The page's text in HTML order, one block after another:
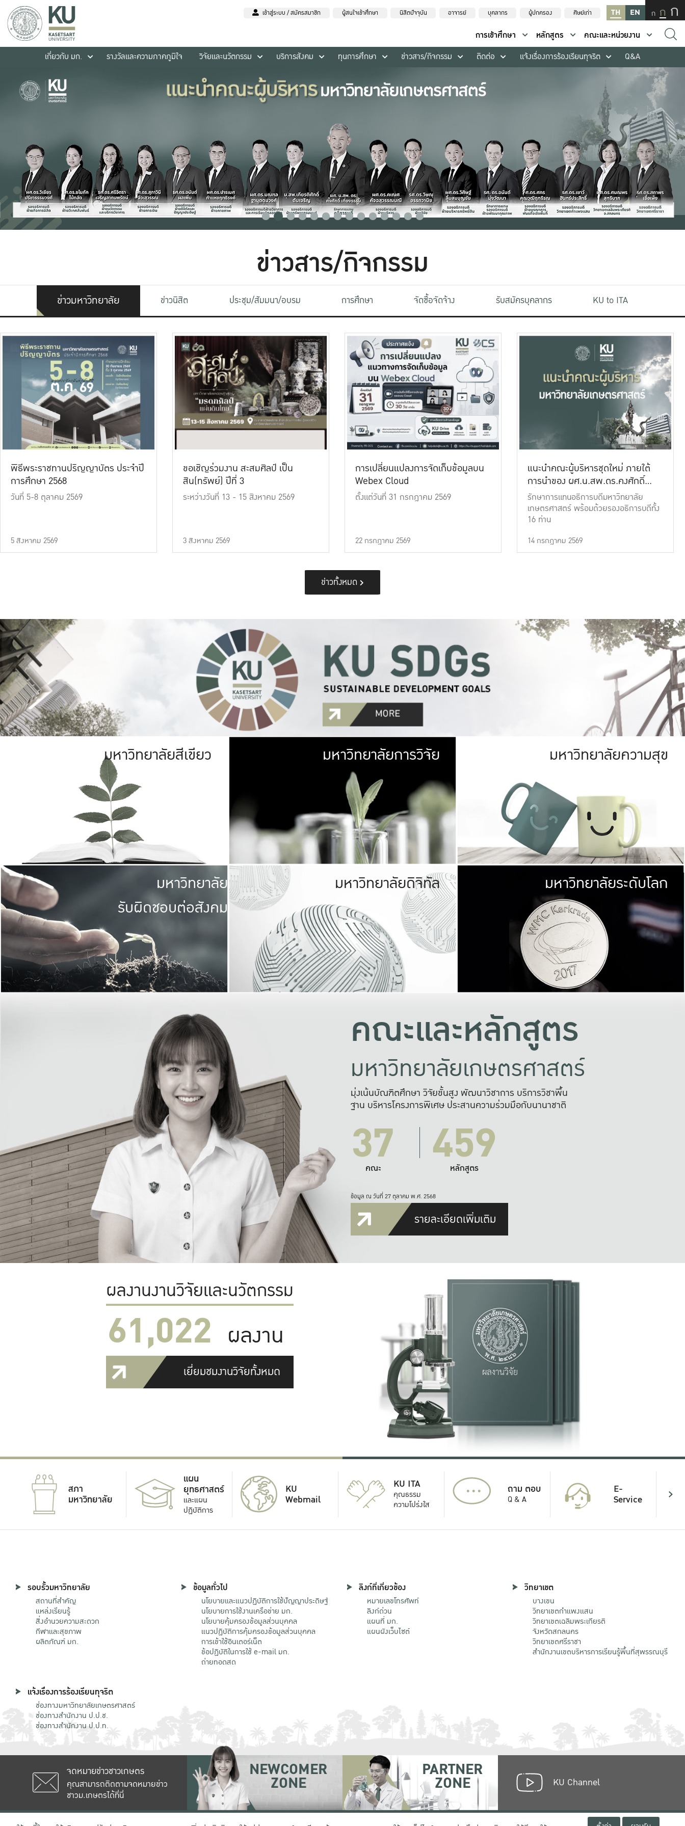
เข้าสู่ระบบ / สมัครสมาชิก ผู้สนใจเข้าศึกษา นิสิตปัจจุบัน อาจารย์ บุคลากร ผู้ปกครอง ศิษย์เก่า TH EN ก ก ก
การเข้าศึกษา หลักสูตร
คณะและหน่วยงาน
เกี่ยวกับ มก.
รางวัลและความภาคภูมิใจ วิจัยและนวัตกรรม บริการสังคม ทุนการศึกษา ข่าวสาร/กิจกรรม ติดต่อ แจ้งเรื่องการร้องเรียนทุจริต Q&A
ข่าวสาร/กิจกรรม
ข่าวมหาวิทยาลัย ข่าวนิสิต ประชุม/สัมมนา/อบรม การศึกษา จัดซื้อจัดจ้าง รับสมัครบุคลากร KU to ITA
พิธีพระราชทานปริญญาบัตร ประจำปี
การศึกษา 2568
วันที่ 5-8 ตุลาคม 2569
5 สิงหาคม 2569
ขอเชิญร่วมงาน สะสมศิลป์ เป็น
สิน(ทรัพย์) ปีที่ 3
ระหว่างวันที่ 13 - 15 สิงหาคม 2569
3 สิงหาคม 2569
การเปลี่ยนแปลงการจัดเก็บข้อมูลบน
Webex Cloud
ตั้งแต่วันที่ 31 กรกฎาคม 2569
22 กรกฎาคม 2569
แนะนำคณะผู้บริหารชุดใหม่ ภายใต้
การนำของ ผศ.น.สพ.ดร.คงศักดิ์
เที่ยงธรรม
รักษาการแทนอธิการบดีมหาวิทยาลัย
เกษตรศาสตร์ พร้อมด้วยรองอธิการบดีทั้ง
16 ท่าน
14 กรกฎาคม 2569
ข่าวทั้งหมด
มหาวิทยาลัยสีเขียว มหาวิทยาลัย
เกษตรศาสตร์ มีพื้นที่เขียวสดใส หนาแน่น
เป็นป่าในเมือง (URBAN FOREST)
เกษตรในเมือง (URBAN AGRICULTURE)
ที่นับรวมกันได้ประมาณ 1,400 ไร่
มหาวิทยาลัยการวิจัย มหาวิทยาลัย
ให้กับประชาชน
มหาวิทยาลัยความสุข
มหาวิทยาลัย
รับผิดชอบต่อสังคม
มหาวิทยาลัยรับผิดชอบต่อสังคม
ร่วมมือกับชุมชน เพื่อความกินดีอยู่ดี
และความสุขอย่างยั่งยืน
มองปัญหาในภาพกว้าง
แก้ไขจากปัญหาจุดเล็กๆ
มหาวิทยาลัยดิจิทัล มหาวิทยา
พร้อมที่จ
และผลักดันในการใช้ระบบส
เพื่อการทำงานแ
มหาวิทยาลัยระดับโลก
คณะและหลักสูตร
มหาวิทยาลัยเกษตรศาสตร์
มุ่งเน้นบัณฑิตศึกษา วิจัยขั้นสูง พัฒนาวิชาการ บริการวิชาพื้น
ฐาน บริหารโครงการพิเศษ ประสานความร่วมมือกับนานาชาติ
37
คณะ 459
หลักสูตร
ข้อมูล ณ วันที่ 27 ตุลาคม พ.ศ. 2568
รายละเอียดเพิ่มเติม
ผลงานงานวิจัยและนวัตกรรม
61,022 ผลงาน
เยี่ยมชมงานวิจัยทั้งหมด
สภา
มหาวิทยาลัย
แผน
ยุทธศาสตร์
และแผน
ปฏิบัติการ
KU
Webmail
KU ITA
คุณธรรม
ความโปร่งใส
... ถาม ตอบ
Q & A
E-
Service
รอบรั้วมหาวิทยาลัย
สถานที่สำคัญ
แหล่งเรียนรู้
สิ่งอำนวยความสะดวก
กีฬาและสุขภาพ
ผลิตภัณฑ์ มก.
ข้อมูลทั่วไป
นโยบายและแนวปฏิบัติการใช้ปัญญาประดิษฐ์
นโยบายการใช้งานเครือข่าย มก.
นโยบายคุ้มครองข้อมูลส่วนบุคคล
แนวปฏิบัติการคุ้มครองข้อมูลส่วนบุคคล
การเข้าใช้อินเตอร์เน็ต
ข้อปฏิบัติในการใช้ e-mail มก.
ถ่ายทอดสด
ลิงก์ที่เกี่ยวข้อง
หมายเลขโทรศัพท์
ลิงก์ด่วน
แผนที่ มก.
แผนผังเว็บไซต์
วิทยาเขต
บางเขน
วิทยาเขตกําแพงแสน
วิทยาเขตเฉลิมพระเกียรติ
จังหวัดสกลนคร
วิทยาเขตศรีราชา
สำนักงานเขตบริหารการเรียนรู้พื้นที่สุพรรณบุรี
แจ้งเรื่องการร้องเรียนทุจริต
ช่องทางมหาวิทยาลัยเกษตรศาสตร์
ช่องทางสำนักงาน ป.ป.ช.
ช่องทางสำนักงาน ป.ป.ท.
จดหมายข่าวชาวเกษตร
คุณสามารถติดตามจดหมายข่าว
ชาวม.เกษตรได้ที่นี่
NEWCOMER
ZONE
PARTNER
ZONE KU Channel